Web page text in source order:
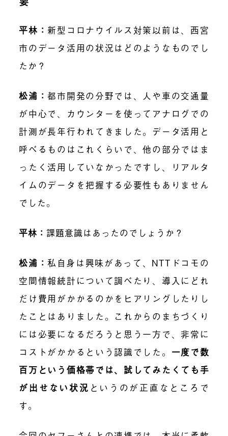
平林： 新型コロナウイルス対策以前は、西宮
市のデータ活用の状況はどのようなものでし
たか？
松浦：都市開発の分野では、人や車の交通量
が中心で、カウンターを使ってアナログでの
計測が長年行われてきました。データ活用と
呼べるものはこれくらいで、他の部分ではま
ったく活用していなかったですし、リアルタ
イムのデータを把握する必要性もありません
でした。
平林：課題意識はあったのでしょうか？
松浦：私自身は興味があって、NTTドコモの
空間情報統計について調べたり、導入にどれ
だけ費用がかかるのかをヒアリングしたりし
たことはありました。これからのまちづくり
には必要になるだろうと思う一方で、非常に
コストがかかるという認識でした。 一度で数
百万という価格帯では、試してみたくても手
が出せない状況 というのが正直なところで
す。